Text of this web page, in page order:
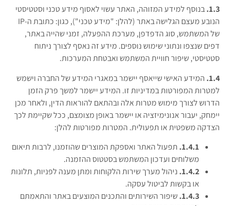
1.3. בנוסף למידע המזוהה, האתר עשוי לאסוף מידע טכני וסטטיסטי
הנובע מעצם הגלישה באתר (להלן: "מידע טכני"), כגון: כתובת ה-IP
של המשתמש, סוג הדפדפן, מערכת ההפעלה, זמני שהייה באתר,
דפים שנצפו ונתוני שימוש נוספים. מידע זה נאסף לצורך ניתוח
סטטיסטי, שיפור חוויית המשתמש ואבטחת המערכות.
1.4. המידע האישי שייאסף יישמר במאגרי המידע של החברה וישמש
למטרות המפורטות במדיניות זו. המידע יישמר למשך פרק הזמן
הדרוש לצורך מימוש מטרות אלה ובהתאם להוראות הדין, ולאחר מכן
יימחק, יעבור אנונימיזציה או יישמר באופן מצומצם, ככל שקיימת לכך
הצדקה משפטית או תפעולית. המטרות מפורטות להלן:
1.4.1. תפעול האתר ואספקת המוצרים שהוזמנו, לרבות תיאום
משלוחים ועדכון המשתמש בסטטוס ההזמנה.
1.4.2. ניהול מערך שירות הלקוחות ומתן מענה לפניות, תלונות
או בקשות לביטול עסקה.
1.4.3. שיפור השירותים והתכנים המוצעים באתר והתאמתם